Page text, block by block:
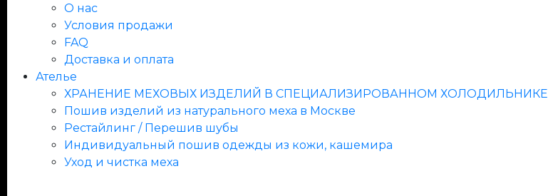
О нас
Условия продажи
FAQ
Доставка и оплата
Ателье
ХРАНЕНИЕ МЕХОВЫХ ИЗДЕЛИЙ В СПЕЦИАЛИЗИРОВАННОМ ХОЛОДИЛЬНИКЕ
Пошив изделий из натурального меха в Москве
Рестайлинг / Перешив шубы
Индивидуальный пошив одежды из кожи, кашемира
Уход и чистка меха